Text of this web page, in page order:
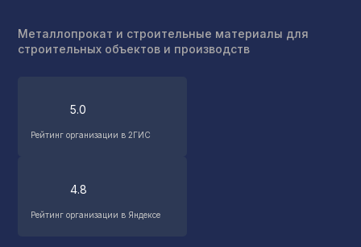
Металлопрокат и строительные материалы для
строительных объектов и производств
5.0
Рейтинг организации в 2ГИС
4.8
Рейтинг организации в Яндексе